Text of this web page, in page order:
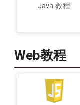
Java 教程
Web教程